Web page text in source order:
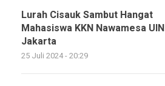
Lurah Cisauk Sambut Hangat
Mahasiswa KKN Nawamesa UIN
Jakarta
25 Juli 2024 - 20:29